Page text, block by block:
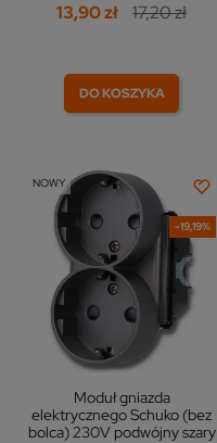
13,90 zł 17,20 zł
DO KOSZYKA
-19,19%
NOWY
Moduł gniazda
elektrycznego Schuko (bez
bolca) 230V podwójny szary